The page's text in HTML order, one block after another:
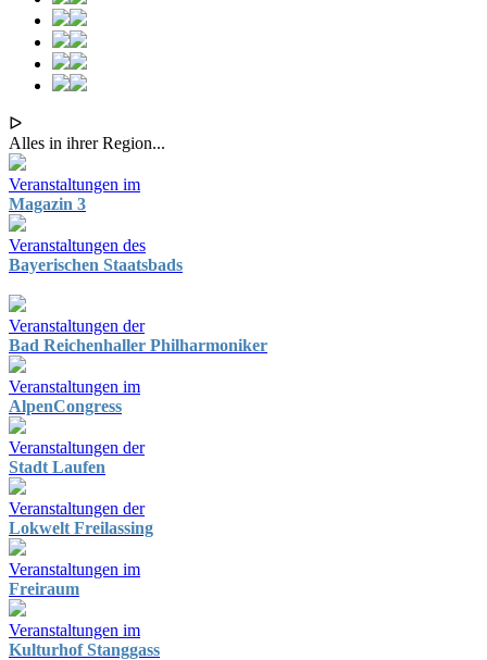
ᐅ
Alles in ihrer Region...
Veranstaltungen im
Magazin 3
Veranstaltungen des
Bayerischen Staatsbads
Veranstaltungen der
Bad Reichenhaller Philharmoniker
Veranstaltungen im
AlpenCongress
Veranstaltungen der
Stadt Laufen
Veranstaltungen der
Lokwelt Freilassing
Veranstaltungen im
Freiraum
Veranstaltungen im
Kulturhof Stanggass